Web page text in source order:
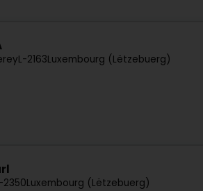
L-2163Luxembourg (Lëtzebuerg)
2350Luxembourg (Lëtzebuerg)